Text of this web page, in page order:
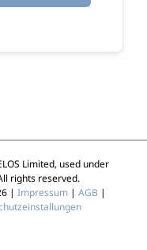
Limited, used under
rights reserved.
| Impressum | AGB |